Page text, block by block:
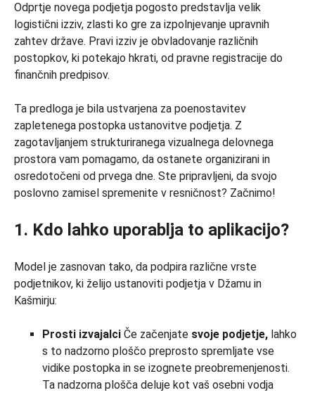
Odprtje novega podjetja pogosto predstavlja velik
logistični izziv, zlasti ko gre za izpolnjevanje upravnih
zahtev države. Pravi izziv je obvladovanje različnih
postopkov, ki potekajo hkrati, od pravne registracije do
finančnih predpisov.
Ta predloga je bila ustvarjena za poenostavitev
zapletenega postopka ustanovitve podjetja. Z
zagotavljanjem strukturiranega vizualnega delovnega
prostora vam pomagamo, da ostanete organizirani in
osredotočeni od prvega dne. Ste pripravljeni, da svojo
poslovno zamisel spremenite v resničnost? Začnimo!
1. Kdo lahko uporablja to aplikacijo?
Model je zasnovan tako, da podpira različne vrste
podjetnikov, ki želijo ustanoviti podjetja v Džamu in
Kašmirju:
Prosti izvajalci Če začenjate svoje podjetje, lahko
s to nadzorno ploščo preprosto spremljate vse
vidike postopka in se izognete preobremenjenosti.
Ta nadzorna plošča deluje kot vaš osebni vodja